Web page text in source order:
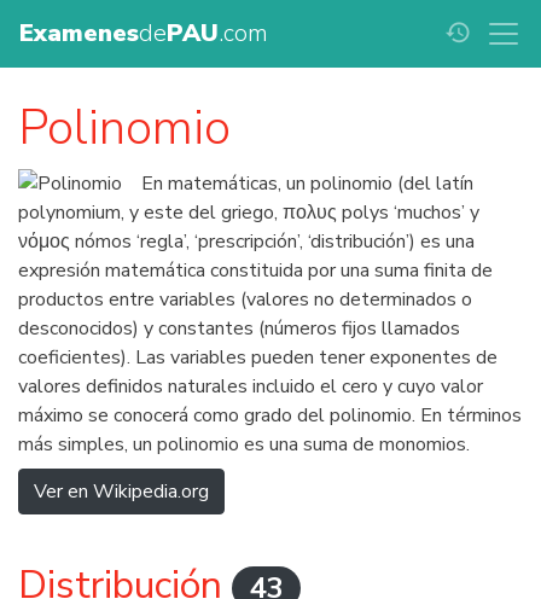
ExamenesdePAU.com history
Polinomio
En matemáticas, un polinomio (del latín
polynomium, y este del griego, πολυς polys ‘muchos’ y
νόμος nómos ‘regla’, ‘prescripción’, ‘distribución’) es una
expresión matemática constituida por una suma finita de
productos entre variables (valores no determinados o
desconocidos) y constantes (números fijos llamados
coeficientes). Las variables pueden tener exponentes de
valores definidos naturales incluido el cero y cuyo valor
máximo se conocerá como grado del polinomio. En términos
más simples, un polinomio es una suma de monomios.
Ver en Wikipedia.org
Distribución 43